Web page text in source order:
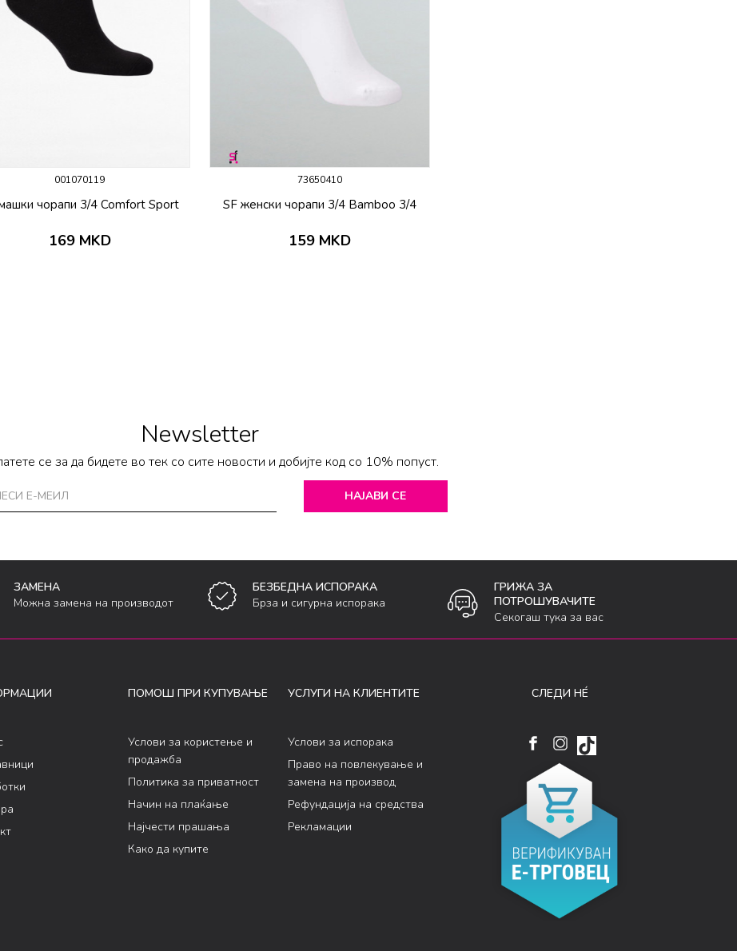
001070119
чорапи 3/4 Comfort Sport
169 MKD
73650410
SF женски чорапи 3/4 Bamboo 3/4
159 MKD
Newsletter
се за да бидете во тек со сите новости и добијте код со 10% попуст.
НАЈАВИ СЕ
ЗАМЕНА
Можна замена на производот
БЕЗБЕДНА ИСПОРАКА
Брза и сигурна испорака
ГРИЖА ЗА
ПОТРОШУВАЧИТЕ
Секогаш тука за вас
ПОМОШ ПРИ КУПУВАЊЕ
Услови за користење и
продажба
Политика за приватност
Начин на плаќање
Најчести прашања
Како да купите
УСЛУГИ НА КЛИЕНТИТЕ
Услови за испорака
Право на повлекување и
замена на производ
Рефундација на средства
Рекламации
СЛЕДИ НÉ